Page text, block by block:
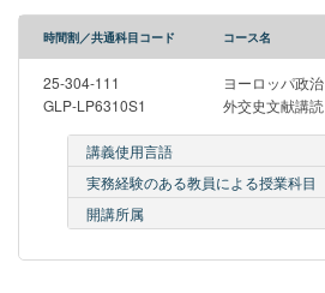
時間割／共通科目コード コース名
25-304-111
GLP-LP6310S1
ヨーロッパ政治
外交史文献講読
講義使用言語
実務経験のある教員による授業科目
開講所属